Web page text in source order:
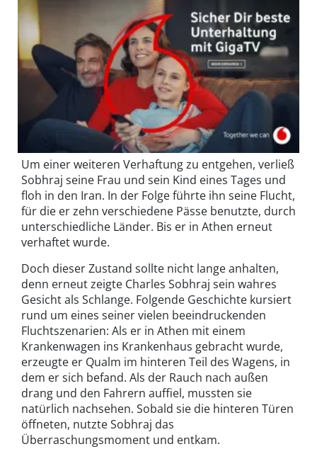
Um einer weiteren Verhaftung zu entgehen, verließ
Sobhraj seine Frau und sein Kind eines Tages und
floh in den Iran. In der Folge führte ihn seine Flucht,
für die er zehn verschiedene Pässe benutzte, durch
unterschiedliche Länder. Bis er in Athen erneut
verhaftet wurde.
Doch dieser Zustand sollte nicht lange anhalten,
denn erneut zeigte Charles Sobhraj sein wahres
Gesicht als Schlange. Folgende Geschichte kursiert
rund um eines seiner vielen beeindruckenden
Fluchtszenarien: Als er in Athen mit einem
Krankenwagen ins Krankenhaus gebracht wurde,
erzeugte er Qualm im hinteren Teil des Wagens, in
dem er sich befand. Als der Rauch nach außen
drang und den Fahrern auffiel, mussten sie
natürlich nachsehen. Sobald sie die hinteren Türen
öffneten, nutzte Sobhraj das
Überraschungsmoment und entkam.